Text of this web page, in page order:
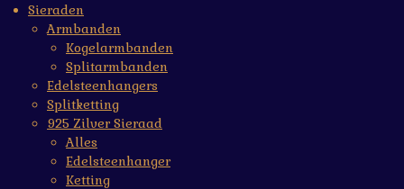
Sieraden
Armbanden
Kogelarmbanden
Splitarmbanden
Edelsteenhangers
Splitketting
925 Zilver Sieraad
Alles
Edelsteenhanger
Ketting